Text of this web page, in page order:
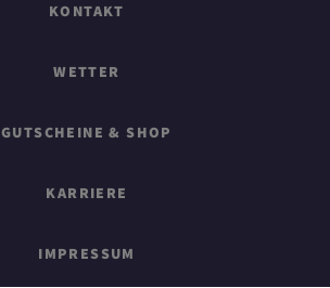
KONTAKT
WETTER
GUTSCHEINE & SHOP
KARRIERE
IMPRESSUM